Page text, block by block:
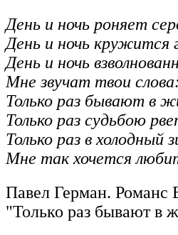
День и ночь роняет
День и ночь кружится
День и ночь
Мне звучат твои слова:
Только раз бывают в
Только раз судьбою
Только раз в холодный
Мне так хочется
Павел Герман. Романс
"Только раз бывают в